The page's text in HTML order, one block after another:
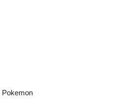
Pokemon